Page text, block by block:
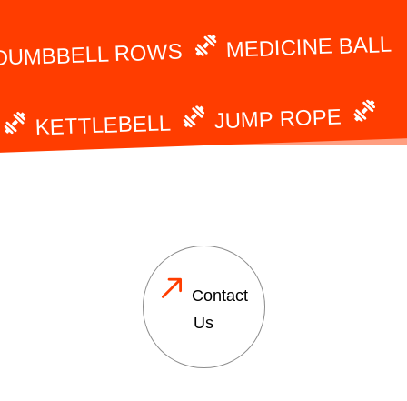
ROWS MEDICINE BALL
KETTLEBELL JUMP ROPE
Contact
Us